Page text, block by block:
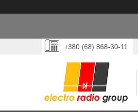
+380 (68) 868-30-11